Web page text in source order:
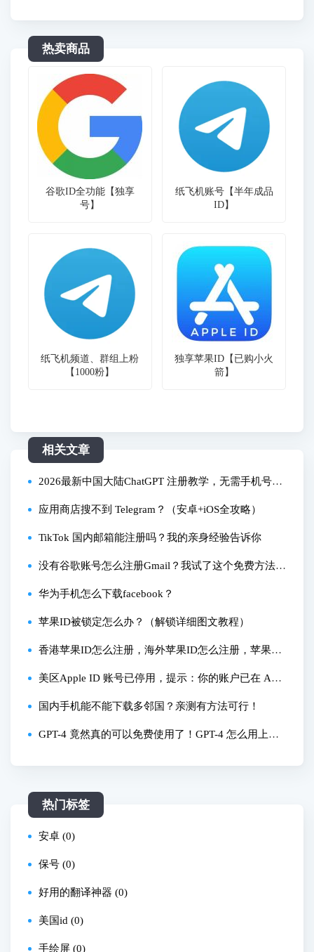
热卖商品
谷歌ID全功能【独享
号】
纸飞机账号【半年成品
ID】
纸飞机频道、群组上粉
【1000粉】
独享苹果ID【已购小火
箭】
相关文章
2026最新中国大陆ChatGPT 注册教学，无需手机号，
邮箱轻松注册ChatGPT账号 100%成功，一分钟拥有属
于自己的ChatGPT和Openai账户！
应用商店搜不到 Telegram？（安卓+iOS全攻略）
TikTok 国内邮箱能注册吗？我的亲身经验告诉你
没有谷歌账号怎么注册Gmail？我试了这个免费方法，
省时又简单
华为手机怎么下载facebook？
苹果ID被锁定怎么办？（解锁详细图文教程）
香港苹果ID怎么注册，海外苹果ID怎么注册，苹果手
机怎么注册海外ID下载欧易币安app，OKX苹果app怎
么安装，币安app苹果怎么安装
美区Apple ID 账号已停用，提示：你的账户已在 App
Store 和 iTunes 中被禁用 和 你的账户已被锁定，因此
无法登陆，解决方法
国内手机能不能下载多邻国？亲测有方法可行！
GPT-4 竟然真的可以免费使用了！GPT-4 怎么用上？
GPT-4｜GPT-4 is Now in Bi
热门标签
安卓 (0)
保号 (0)
好用的翻译神器 (0)
美国id (0)
手绘屏 (0)